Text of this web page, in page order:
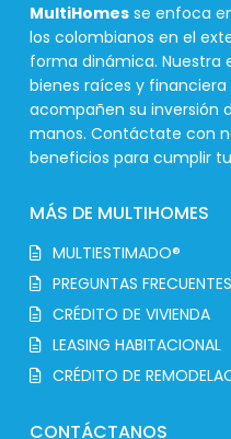
MultiHomes se enfoca
los colombianos en el
forma dinámica. Nuestra
bienes raíces y
acompañen su inversión
manos. Contáctate con
beneficios para cumplir
MÁS DE MULTIHOMES
MULTIESTIMADO®
PREGUNTAS FRECUENTES
CRÉDITO DE VIVIENDA
LEASING HABITACIONAL
CRÉDITO DE
CONTÁCTANOS